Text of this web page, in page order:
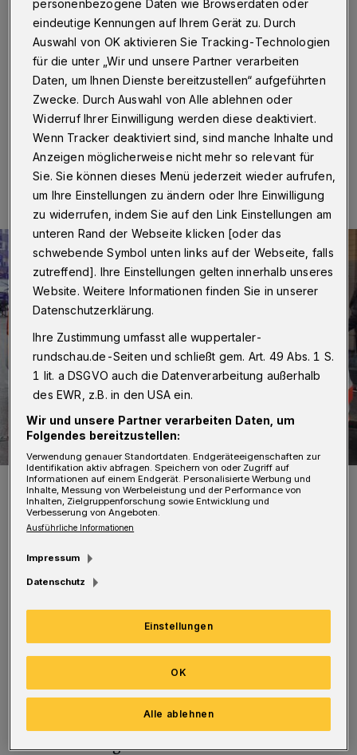
Wuppertal·Gegen 9.15 Uhr kam es am Dienstag (13.
Februar 2018) auf der Oberen Lichtenplatzer Straße zu
einem Unfall, bei dem sich ein älteres Ehepaar verletzte
und hoher Sachschaden entstand.
13.02.2018 , 15:42 Uhr Eine Minute Lesezeit
Symbolfoto.
Foto: Christoph Petersen
zur Gegenfahrbahn ausschwenkte, konnte ein
ausweichen. Bei dem Zusammenstoß
verletzten sich er und seine 86-jährige Frau
leicht. Beide mussten vom Rettungsdienst ins
Krankenhaus gebracht werden.
personenbezogene Daten wie Browserdaten oder
eindeutige Kennungen auf Ihrem Gerät zu. Durch
Auswahl von OK aktivieren Sie Tracking-Technologien
für die unter „Wir und unsere Partner verarbeiten
Daten, um Ihnen Dienste bereitzustellen“ aufgeführten
Zwecke. Durch Auswahl von Alle ablehnen oder
Widerruf Ihrer Einwilligung werden diese deaktiviert.
Wenn Tracker deaktiviert sind, sind manche Inhalte und
Anzeigen möglicherweise nicht mehr so relevant für
Sie. Sie können dieses Menü jederzeit wieder aufrufen,
um Ihre Einstellungen zu ändern oder Ihre Einwilligung
zu widerrufen, indem Sie auf den Link Einstellungen am
unteren Rand der Webseite klicken [oder das
schwebende Symbol unten links auf der Webseite, falls
zutreffend]. Ihre Einstellungen gelten innerhalb unseres
Website. Weitere Informationen finden Sie in unserer
Datenschutzerklärung.
Ihre Zustimmung umfasst alle wuppertaler-
rundschau.de-Seiten und schließt gem. Art. 49 Abs. 1 S.
1 lit. a DSGVO auch die Datenverarbeitung außerhalb
des EWR, z.B. in den USA ein.
Wir und unsere Partner verarbeiten Daten, um
Folgendes bereitzustellen:
Verwendung genauer Standortdaten. Endgeräteeigenschaften zur
Identifikation aktiv abfragen. Speichern von oder Zugriff auf
Informationen auf einem Endgerät. Personalisierte Werbung und
Inhalte, Messung von Werbeleistung und der Performance von
Inhalten, Zielgruppenforschung sowie Entwicklung und
Verbesserung von Angeboten.
Ausführliche Informationen
Impressum
Datenschutz
Einstellungen
Alle ablehnen
OK